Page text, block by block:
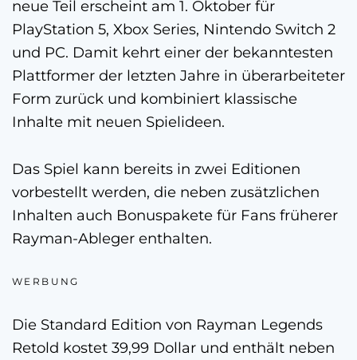
neue Teil erscheint am 1. Oktober für
PlayStation 5, Xbox Series, Nintendo Switch 2
und PC. Damit kehrt einer der bekanntesten
Plattformer der letzten Jahre in überarbeiteter
Form zurück und kombiniert klassische
Inhalte mit neuen Spielideen.
Das Spiel kann bereits in zwei Editionen
vorbestellt werden, die neben zusätzlichen
Inhalten auch Bonuspakete für Fans früherer
Rayman-Ableger enthalten.
WERBUNG
Die Standard Edition von Rayman Legends
Retold kostet 39,99 Dollar und enthält neben